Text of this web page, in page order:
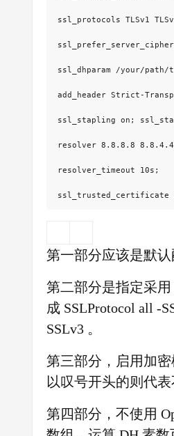
ssl_protocols TLSv1
ssl_prefer_server_ciphers on;
ssl_dhparam /your/path/
add_header Strict-
ssl_stapling on;
resolver 8.8.8.8 8.8.4.4
resolver_timeout 10s;
ssl_trusted_certificate
第一部分应该是默认
第二部分是指定采
成 SSLProtocol all -
SSLv3 。
第三部分，启用加
以叹号开头的则代
第四部分，不使用